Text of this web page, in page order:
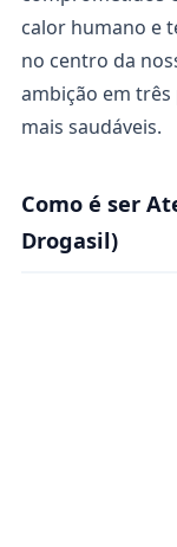
calor humano e
no centro da
ambição em três
mais saudáveis.
Como é ser
Drogasil)